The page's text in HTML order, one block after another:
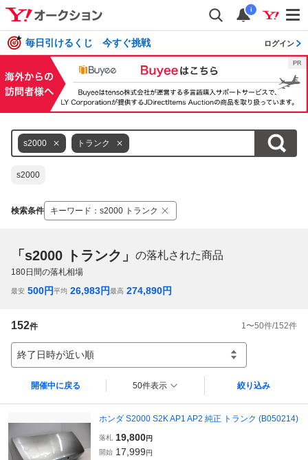
i
毎日引けるくじ 今すぐ挑戦 ログイン
s2000 トランク
s2000
検索条件 キーワード ： s2000 トランク
「s2000 トランク」 の落札された商品
180日間の落札相場
最安 500円平均 26,983円最高 274,890円
152件 1 〜50件/152件
終了日時が近い順
開催中に戻る 50件表示 絞り込み
ホンダ S2000 S2K AP1 AP2 純正 トランク (B050214)
落札 19,800円
開始 17,999円